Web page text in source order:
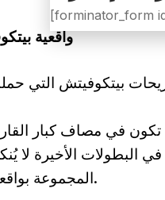
واقعية
بيتكوفيتش التي
في مصاف كبار
البطولات الأخيرة لا
المجموعة بواقعية هو أقرب ما يكون إلى الحقيقة.
[forminator_form